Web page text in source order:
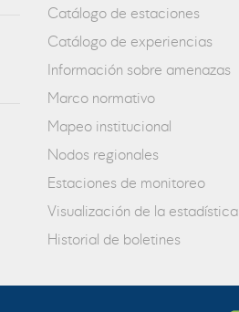
Catálogo de estaciones
Catálogo de experiencias
Información sobre amenazas
Marco normativo
Mapeo institucional
Nodos regionales
Estaciones de monitoreo
Visualización de la estadística
Historial de boletines